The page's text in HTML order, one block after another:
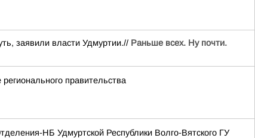
заявили власти Удмуртии.// Раньше всех. Ну почти.
правительства
НБ Удмуртской Республики Волго-Вятского ГУ